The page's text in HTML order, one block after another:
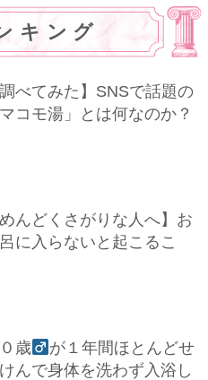
キング
調べてみた】SNSで話題の
マコモ湯」とは何なのか？
めんどくさがりな人へ】お
に入らないと起こるこ
歳
が１年間ほとんどせ
んで身体を洗わず入浴し